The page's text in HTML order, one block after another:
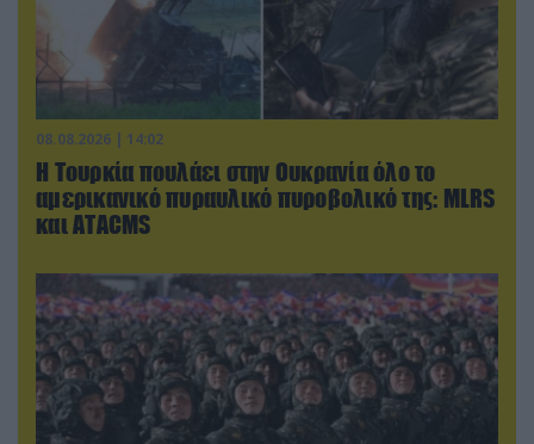
08.08.2026 | 14:02
Η Τουρκία πουλάει στην Ουκρανία όλο το
αμερικανικό πυραυλικό πυροβολικό της: MLRS
και ΑΤΑCMS